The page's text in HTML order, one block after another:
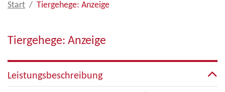
Start Tiergehege: Anzeige
Tiergehege: Anzeige
Leistungsbeschreibung